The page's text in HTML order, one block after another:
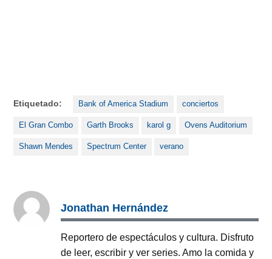
Etiquetado: Bank of America Stadium conciertos
El Gran Combo Garth Brooks karol g Ovens Auditorium
Shawn Mendes Spectrum Center verano
Jonathan Hernández
Reportero de espectáculos y cultura. Disfruto
de leer, escribir y ver series. Amo la comida y